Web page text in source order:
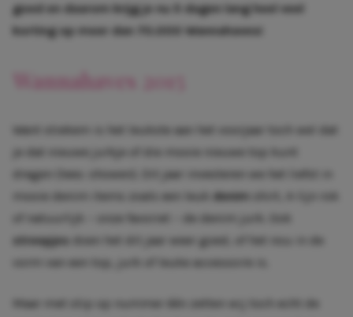
goed en daarom krijg je nu 5 dagen lang heel veel
korting op meer dan
70.000 Wannahaves
Wannahaves 2015
Want stiekem is het leukste aan het voorjaar toch wel dat
je dat nieuwe jurkje of die mooie nieuwe top kunt
dragen (lees: showen). Dit jaar investeren we het liefst in
mooie denim items zoals een leuk
denim
of natuurlijk – onze favoriet – de denim jurk. Ook
streepjes
doen het dit jaar weer goed, of het nou in de
vorm van een top, jurk of leuke accessoire is.
Maar met stip op nummer één zetten wij toch echt de